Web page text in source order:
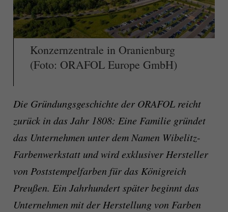
Konzernzentrale in Oranienburg
(Foto: ORAFOL Europe GmbH)
Die Gründungsgeschichte der ORAFOL reicht
zurück in das Jahr 1808: Eine Familie gründet
das Unternehmen unter dem Namen Wibelitz-
Farbenwerkstatt und wird exklusiver Hersteller
von Poststempelfarben für das Königreich
Preußen. Ein Jahrhundert später beginnt das
Unternehmen mit der Herstellung von Farben